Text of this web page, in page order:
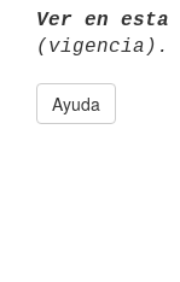
Ver en
Ayuda